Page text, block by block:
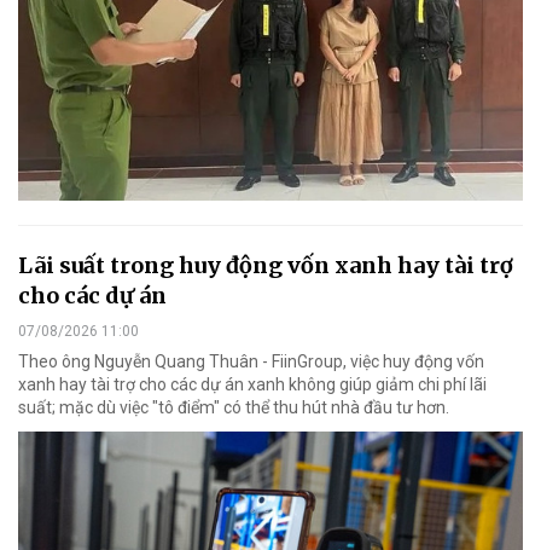
Lãi suất trong huy động vốn xanh hay tài trợ
cho các dự án
07/08/2026 11:00
Theo ông Nguyễn Quang Thuân - FiinGroup, việc huy động vốn
xanh hay tài trợ cho các dự án xanh không giúp giảm chi phí lãi
suất; mặc dù việc "tô điểm" có thể thu hút nhà đầu tư hơn.